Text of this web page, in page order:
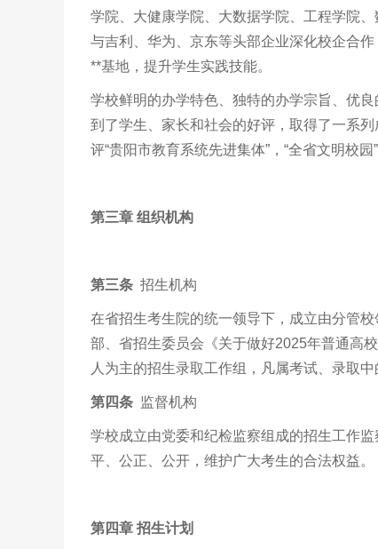
学院、大健康学院、大数据学院、工程学院
与吉利、华为、京东等头部企业深化校企合
**基地，提升学生实践技能。
学校鲜明的办学特色、独特的办学宗旨、优
到了学生、家长和社会的好评，取得了一系
评“贵阳市教育系统先进集体”，“全省文明校
第三章 组织机构
第三条 招生机构
在省招生考生院的统一领导下，成立由分管
部、省招生委员会《关于做好2025年普通高
人为主的招生录取工作组，凡属考试、录取
第四条 监督机构
学校成立由党委和纪检监察组成的招生工作
平、公正、公开，维护广大考生的合法权益。
第四章 招生计划